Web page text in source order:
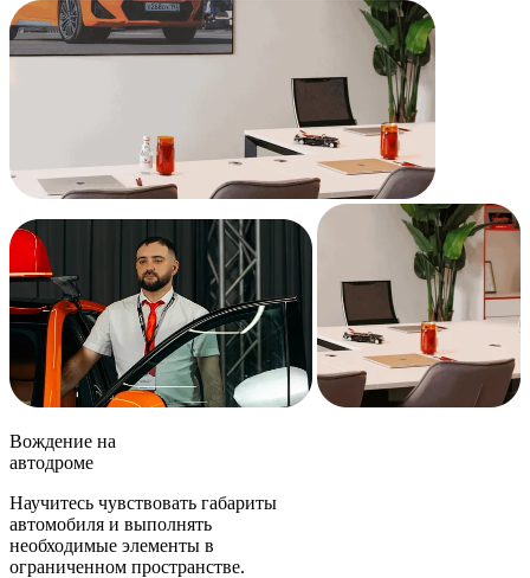
Вождение на
автодроме
Научитесь чувствовать габариты
автомобиля и выполнять
необходимые элементы в
ограниченном пространстве.